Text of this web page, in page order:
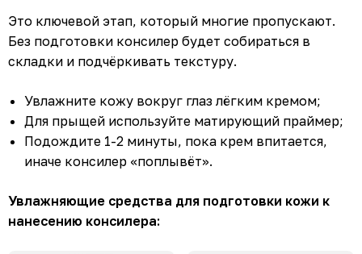
Это ключевой этап, который многие пропускают.
Без подготовки консилер будет собираться в
складки и подчёркивать текстуру.
Увлажните кожу вокруг глаз лёгким кремом;
Для прыщей используйте матирующий праймер;
Подождите 1-2 минуты, пока крем впитается,
иначе консилер «поплывёт».
Увлажняющие средства для подготовки кожи к
нанесению консилера: